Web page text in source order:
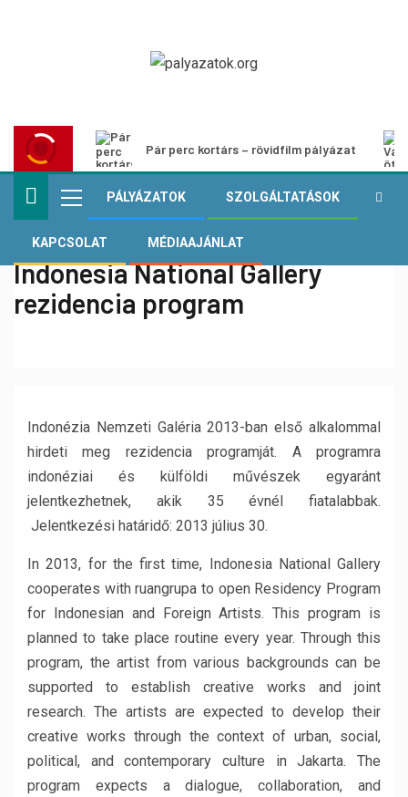
Pár perc kortárs – rövidfilm pályázat
PÁLYÁZATOK SZOLGÁLTATÁSOK
KAPCSOLAT MÉDIAAJÁNLAT
Indonesia National Gallery
rezidencia program
Indonézia Nemzeti Galéria 2013-ban első alkalommal
hirdeti meg rezidencia programját. A programra
indonéziai és külföldi művészek egyaránt
jelentkezhetnek, akik 35 évnél fiatalabbak.
Jelentkezési határidő: 2013 július 30.
In 2013, for the first time, Indonesia National Gallery
cooperates with ruangrupa to open Residency Program
for Indonesian and Foreign Artists. This program is
planned to take place routine every year. Through this
program, the artist from various backgrounds can be
supported to establish creative works and joint
research. The artists are expected to develop their
creative works through the context of urban, social,
political, and contemporary culture in Jakarta. The
program expects a dialogue, collaboration, and